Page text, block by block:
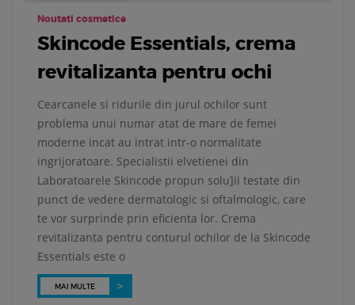
Noutati cosmetice
Skincode Essentials, crema
revitalizanta pentru ochi
Cearcanele si ridurile din jurul ochilor sunt
problema unui numar atat de mare de femei
moderne incat au intrat intr-o normalitate
ingrijoratoare. Specialistii elvetienei din
Laboratoarele Skincode propun solu]ii testate din
punct de vedere dermatologic si oftalmologic, care
te vor surprinde prin eficienta lor. Crema
revitalizanta pentru conturul ochilor de la Skincode
Essentials este o
MAI MULTE